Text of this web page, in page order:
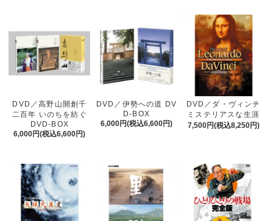
DVD／高野山開創千
二百年 いのちを紡ぐ
DVD-BOX
6,000円(税込6,600円)
DVD／伊勢への道 DV
D-BOX
6,000円(税込6,600円)
DVD／ダ・ヴィンチ
ミステリアスな生涯
7,500円(税込8,250円)